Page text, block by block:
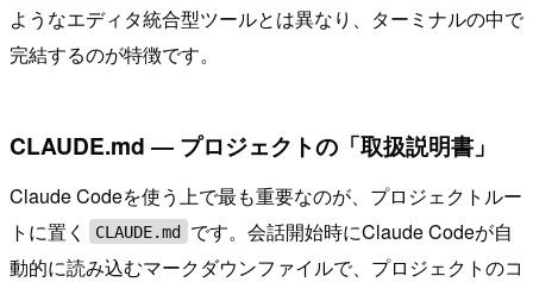
ようなエディタ統合型ツールとは異なり、ターミナルの中で
完結するのが特徴です。
CLAUDE.md ― プロジェクトの「取扱説明書」
Claude Codeを使う上で最も重要なのが、プロジェクトルー
トに置く
CLAUDE.md
です。会話開始時にClaude Codeが自
動的に読み込むマークダウンファイルで、プロジェクトのコ